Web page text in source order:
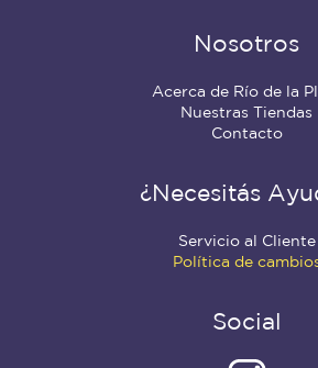
Nosotros
Acerca de Río de la
Nuestras Tiendas
Contacto
¿Necesitás
Servicio al Cliente
Política de
Social